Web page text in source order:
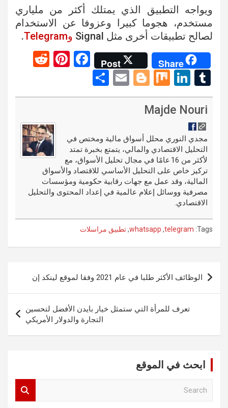
ويواجه التطبيق الذي يمتلك أكثر من ملياري
مستخدم، هجوما كبيرا وعزوفا عن الاستخدام
لصالح تطبيقات أخرى مثل Signal
وTelegram .
Share
Post
F
ce
o
k
Pi
er
t
d
t
T
u
m
bl
r
Li
n
ke
n
M
ix
Bl
o
er
E
m
h
Majde Nouri
مجدي النوري محلل أسواق مالية ومختص في
التحليل الاقتصادي والمالي، يتمتع بخبرة تمتد
لأكثر من 16 عامًا في مجال تحليل الأسواق، مع
تركيز خاص على التحليل الأساسي للاقتصاد والأسواق
المالية، وقد عمل مع جهات رقابية حكومية ومؤسسات
مصرفية ووسائل إعلام عالمية في إعداد المحتوى والتحليل
الاقتصادي.
Tags:
telegram
,
whatsapp
,تطبيق مراسلات
تصفّح
المقالات
الوظائف الأكثر طلبا في عام 2021 وفقا لموقع لينكد إن
تعرف للمرأة التي ستمثل خيار بايدن الأفضل لتحسين
التجارة والدولار الأمريكي
ابحث في الموقع